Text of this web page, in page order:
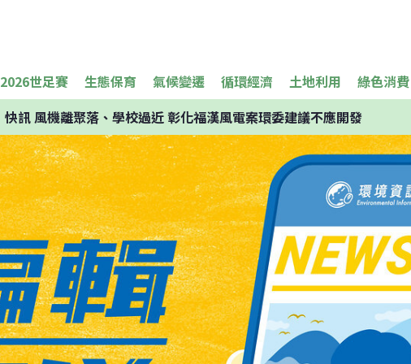
2026世足賽 生態保育 氣候變遷 循環經濟 土地利用 綠色消費
快訊風機離聚落、學校過近 彰化福漢風電案環委建議不應開發